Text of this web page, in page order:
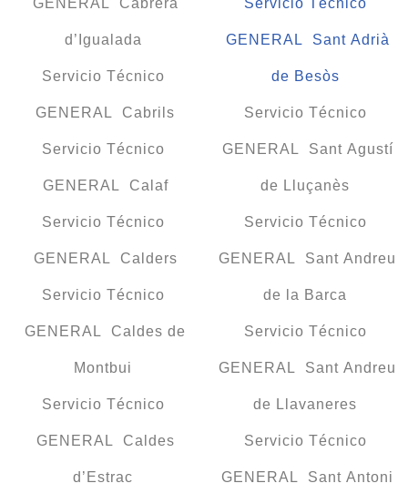
GENERAL Cabrera
d’Igualada
Servicio Técnico
GENERAL Cabrils
Servicio Técnico
GENERAL Calaf
Servicio Técnico
GENERAL Calders
Servicio Técnico
GENERAL Caldes de
Montbui
Servicio Técnico
GENERAL Caldes
d’Estrac
Servicio Técnico
GENERAL Sant Adrià
de Besòs
Servicio Técnico
GENERAL Sant Agustí
de Lluçanès
Servicio Técnico
GENERAL Sant Andreu
de la Barca
Servicio Técnico
GENERAL Sant Andreu
de Llavaneres
Servicio Técnico
GENERAL Sant Antoni